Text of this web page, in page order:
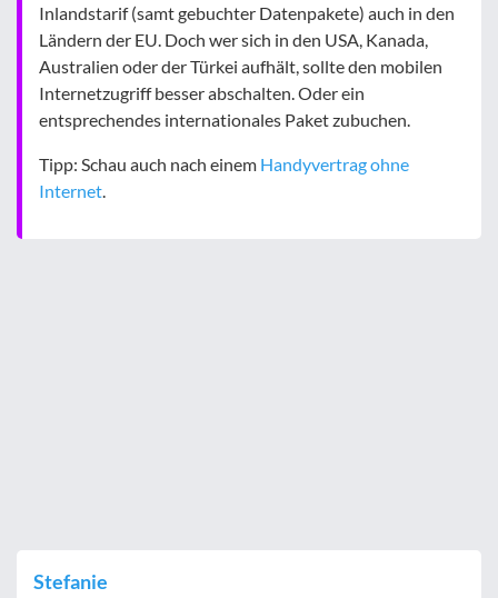
Inlandstarif (samt gebuchter Datenpakete) auch in den
Ländern der EU. Doch wer sich in den USA, Kanada,
Australien oder der Türkei aufhält, sollte den mobilen
Internetzugriff besser abschalten. Oder ein
entsprechendes internationales Paket zubuchen.
Tipp: Schau auch nach einem Handyvertrag ohne
Internet.
Stefanie